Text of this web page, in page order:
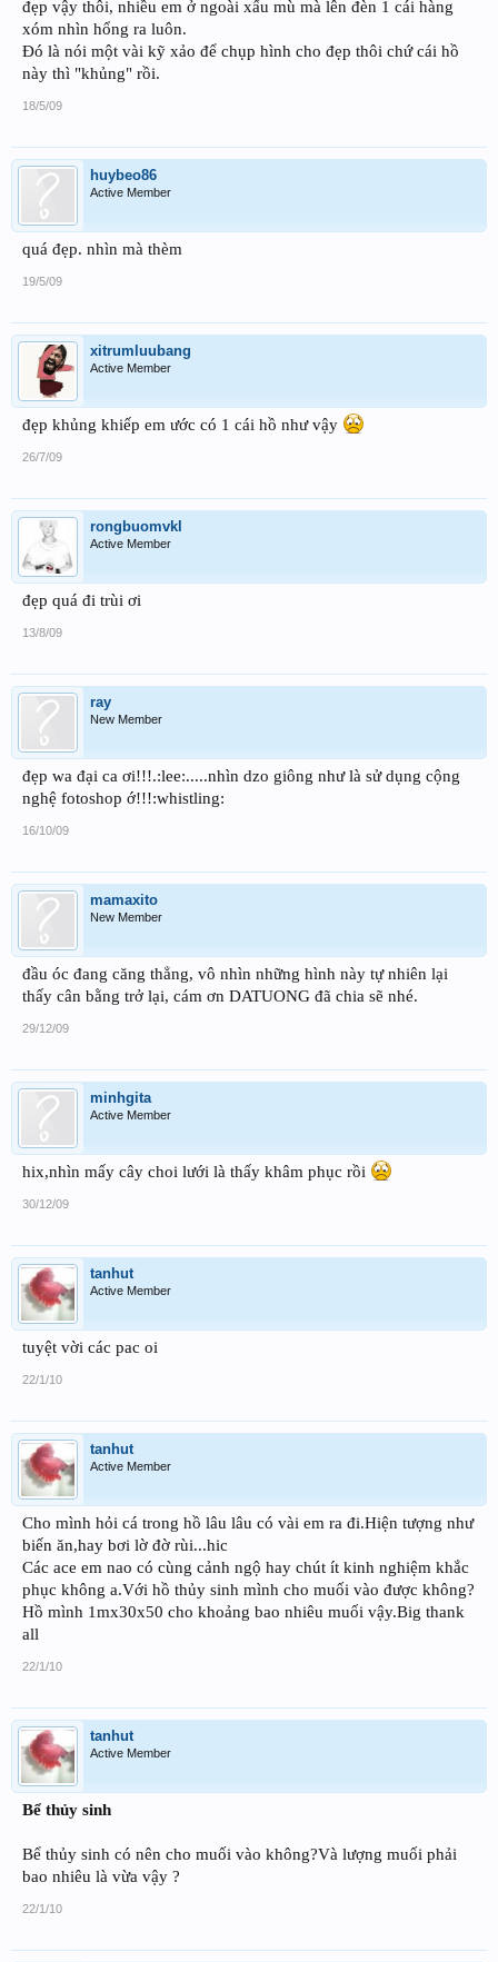
đẹp vậy thôi, nhiều em ở ngoài xấu mù mà lên đèn 1 cái hàng
xóm nhìn hổng ra luôn.
Đó là nói một vài kỹ xảo để chụp hình cho đẹp thôi chứ cái hồ
này thì "khủng" rồi.
18/5/09
huybeo86
Active Member
quá đẹp. nhìn mà thèm
19/5/09
xitrumluubang
Active Member
đẹp khủng khiếp em ước có 1 cái hồ như vậy
26/7/09
rongbuomvkl
Active Member
đẹp quá đi trùi ơi
13/8/09
ray
New Member
đẹp wa đại ca ơi!!!.:lee:.....nhìn dzo giông như là sử dụng cộng
nghệ fotoshop ớ!!!:whistling:
16/10/09
mamaxito
New Member
đầu óc đang căng thẳng, vô nhìn những hình này tự nhiên lại
thấy cân bằng trở lại, cám ơn DATUONG đã chia sẽ nhé.
29/12/09
minhgita
Active Member
hix,nhìn mấy cây choi lưới là thấy khâm phục rồi
30/12/09
tanhut
Active Member
tuyệt vời các pac oi
22/1/10
tanhut
Active Member
Cho mình hỏi cá trong hồ lâu lâu có vài em ra đi.Hiện tượng như
biến ăn,hay bơi lờ đờ rùi...hic
Các ace em nao có cùng cảnh ngộ hay chút ít kinh nghiệm khắc
phục không a.Với hồ thủy sinh mình cho muối vào được không?
Hồ mình 1mx30x50 cho khoảng bao nhiêu muối vậy.Big thank
all
22/1/10
tanhut
Active Member
Bể thủy sinh
Bể thủy sinh có nên cho muối vào không?Và lượng muối phải
bao nhiêu là vừa vậy ?
22/1/10